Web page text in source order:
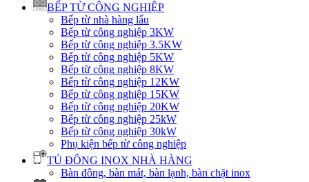
BẾP TỪ CÔNG NGHIỆP
Bếp từ nhà hàng lẩu
Bếp từ công nghiệp 3KW
Bếp từ công nghiệp 3.5KW
Bếp từ công nghiệp 5KW
Bếp từ công nghiệp 8KW
Bếp từ công nghiệp 12KW
Bếp từ công nghiệp 15KW
Bếp từ công nghiệp 20KW
Bếp từ công nghiệp 25kW
Bếp từ công nghiệp 30kW
Phụ kiện bếp từ công nghiệp
TỦ ĐÔNG INOX NHÀ HÀNG
Bàn đông, bàn mát, bàn lạnh, bàn chặt inox